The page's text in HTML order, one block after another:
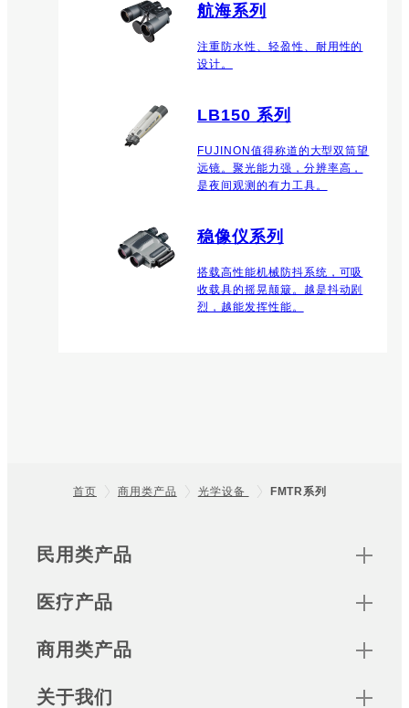
航海系列
注重防水性、轻盈性、耐用性的
设计。
LB150 系列
FUJINON值得称道的大型双筒望
远镜。聚光能力强，分辨率高，
是夜间观测的有力工具。
稳像仪系列
搭载高性能机械防抖系统，可吸
收载具的摇晃颠簸。越是抖动剧
烈，越能发挥性能。
首页 商用类产品 光学设备 FMTR系列
Sitemap
民用类产品
医疗产品
商用类产品
关于我们